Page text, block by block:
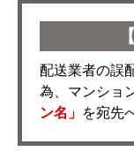
配送業者の誤
為、マンショ
ン名」 を宛先